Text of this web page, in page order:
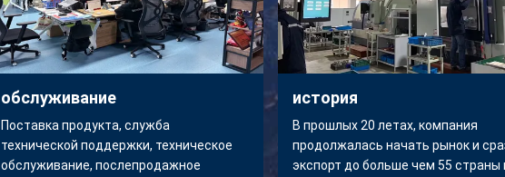
обслуживание
Поставка продукта, служба
технической поддержки, техническое
обслуживание, послепродажное
история
В прошлых 20 летах, компания
продолжалась начать рынок и
экспорт до больше чем 55 страны